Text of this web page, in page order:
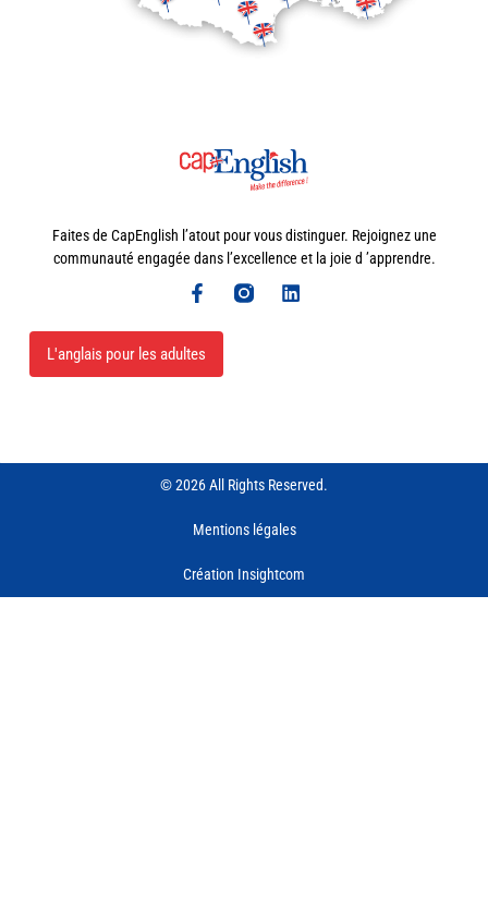
Faites de CapEnglish l’atout pour vous distinguer. Rejoignez une
communauté engagée dans l’excellence et la joie d ’apprendre.
L'anglais pour les adultes
© 2026 All Rights Reserved.
Mentions légales
Création Insightcom